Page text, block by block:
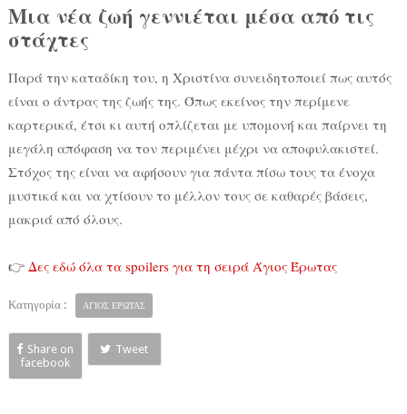
Μια νέα ζωή γεννιέται μέσα από τις
στάχτες
Παρά την καταδίκη του, η Χριστίνα συνειδητοποιεί πως αυτός
είναι ο άντρας της ζωής της. Όπως εκείνος την περίμενε
καρτερικά, έτσι κι αυτή οπλίζεται με υπομονή και παίρνει τη
μεγάλη απόφαση να τον περιμένει μέχρι να αποφυλακιστεί.
Στόχος της είναι να αφήσουν για πάντα πίσω τους τα ένοχα
μυστικά και να χτίσουν το μέλλον τους σε καθαρές βάσεις,
μακριά από όλους.
👉 Δες εδώ όλα τα spoilers για τη σειρά Άγιος Έρωτας
Κατηγορία : ΑΓΙΟΣ ΕΡΩΤΑΣ
Share on
facebook
Tweet